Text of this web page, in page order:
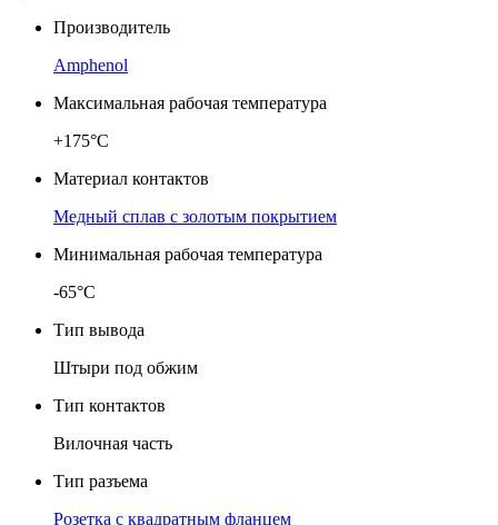
Производитель
Amphenol
Максимальная рабочая температура
+175°C
Материал контактов
Медный сплав с золотым покрытием
Минимальная рабочая температура
-65°C
Тип вывода
Штыри под обжим
Тип контактов
Вилочная часть
Тип разъема
Розетка с квадратным фланцем